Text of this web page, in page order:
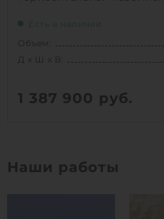
Есть в наличии
Объем:
Д х Ш х В:
Объем:
1 387 900 руб.
Наши работы